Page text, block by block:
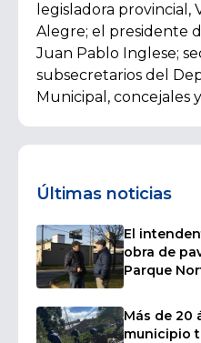
legisladora provincial,
Alegre; el presidente
Juan Pablo Inglese;
subsecretarios del
Municipal, concejales
Últimas noticias
El
obra de
Parque
Más de 20
municipio